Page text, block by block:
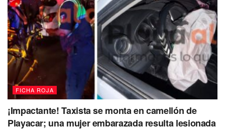
FICHA ROJA
¡Impactante! Taxista se monta en camellón de
Playacar; una mujer embarazada resulta lesionada